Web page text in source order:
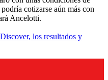
cotizarse aún más con
Ancelotti.
los resultados y